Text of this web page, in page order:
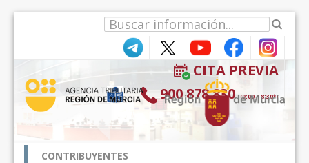
CITA PREVIA
900 878 830 (9:00-18:30*)
CONTRIBUYENTES